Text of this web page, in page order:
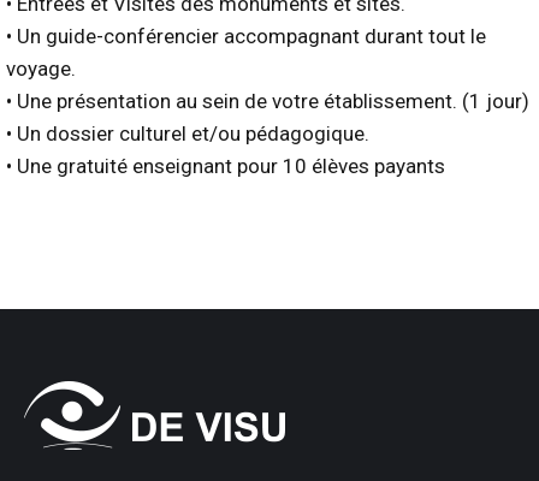
• Un guide-conférencier accompagnant durant tout le
voyage.
• Une présentation au sein de votre établissement. (1 jour)
• Un dossier culturel et/ou pédagogique.
• Une gratuité enseignant pour 10 élèves payants